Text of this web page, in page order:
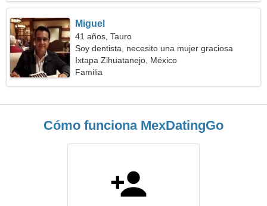
Miguel
41 años, Tauro
Soy dentista, necesito una mujer graciosa
Ixtapa Zihuatanejo, México
Familia
Cómo funciona MexDatingGo